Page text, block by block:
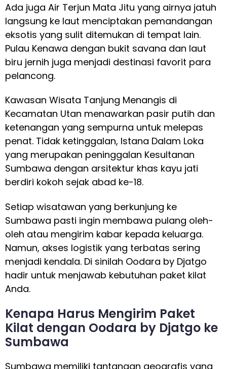
Ada juga Air Terjun Mata Jitu yang airnya jatuh
langsung ke laut menciptakan pemandangan
eksotis yang sulit ditemukan di tempat lain.
Pulau Kenawa dengan bukit savana dan laut
biru jernih juga menjadi destinasi favorit para
pelancong.
Kawasan Wisata Tanjung Menangis di
Kecamatan Utan menawarkan pasir putih dan
ketenangan yang sempurna untuk melepas
penat. Tidak ketinggalan, Istana Dalam Loka
yang merupakan peninggalan Kesultanan
Sumbawa dengan arsitektur khas kayu jati
berdiri kokoh sejak abad ke-18.
Setiap wisatawan yang berkunjung ke
Sumbawa pasti ingin membawa pulang oleh-
oleh atau mengirim kabar kepada keluarga.
Namun, akses logistik yang terbatas sering
menjadi kendala. Di sinilah Oodara by Djatgo
hadir untuk menjawab kebutuhan paket kilat
Anda.
Kenapa Harus Mengirim Paket
Kilat dengan Oodara by Djatgo ke
Sumbawa
Sumbawa memiliki tantangan geografis yang